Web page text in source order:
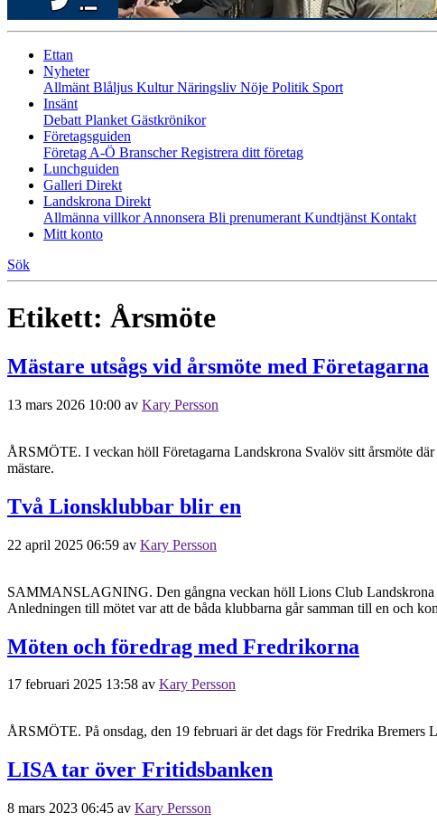
Ettan
Nyheter
Allmänt Blåljus KulturNäringsliv Nöje Politik Sport
Insänt
Debatt Planket Gästkrönikor
Företagsguiden
Företag A-Ö BranscherRegistrera ditt företag
Lunchguiden
Galleri Direkt
Landskrona Direkt
Allmänna villkorAnnonsera Bli prenumerant Kundtjänst Kontakt
Mitt konto
Sök
Etikett: Årsmöte
Mästare utsågs vid årsmöte med Företagarna
13 mars 2026 10:00 av Kary Persson
ÅRSMÖTE. I veckan höll Företagarna Landskrona Svalöv sitt årsmöte
mästare.
Två Lionsklubbar blir en
22 april 2025 06:59 av Kary Persson
SAMMANSLAGNING. Den gångna veckan höll Lions Club Landskrona
Anledningen till mötet var att de båda klubbarna går samman till en och
Möten och föredrag med Fredrikorna
17 februari 2025 13:58 av Kary Persson
ÅRSMÖTE. På onsdag, den 19 februari är det dags för Fredrika Bremers
LISA tar över Fritidsbanken
8 mars 2023 06:45 av Kary Persson